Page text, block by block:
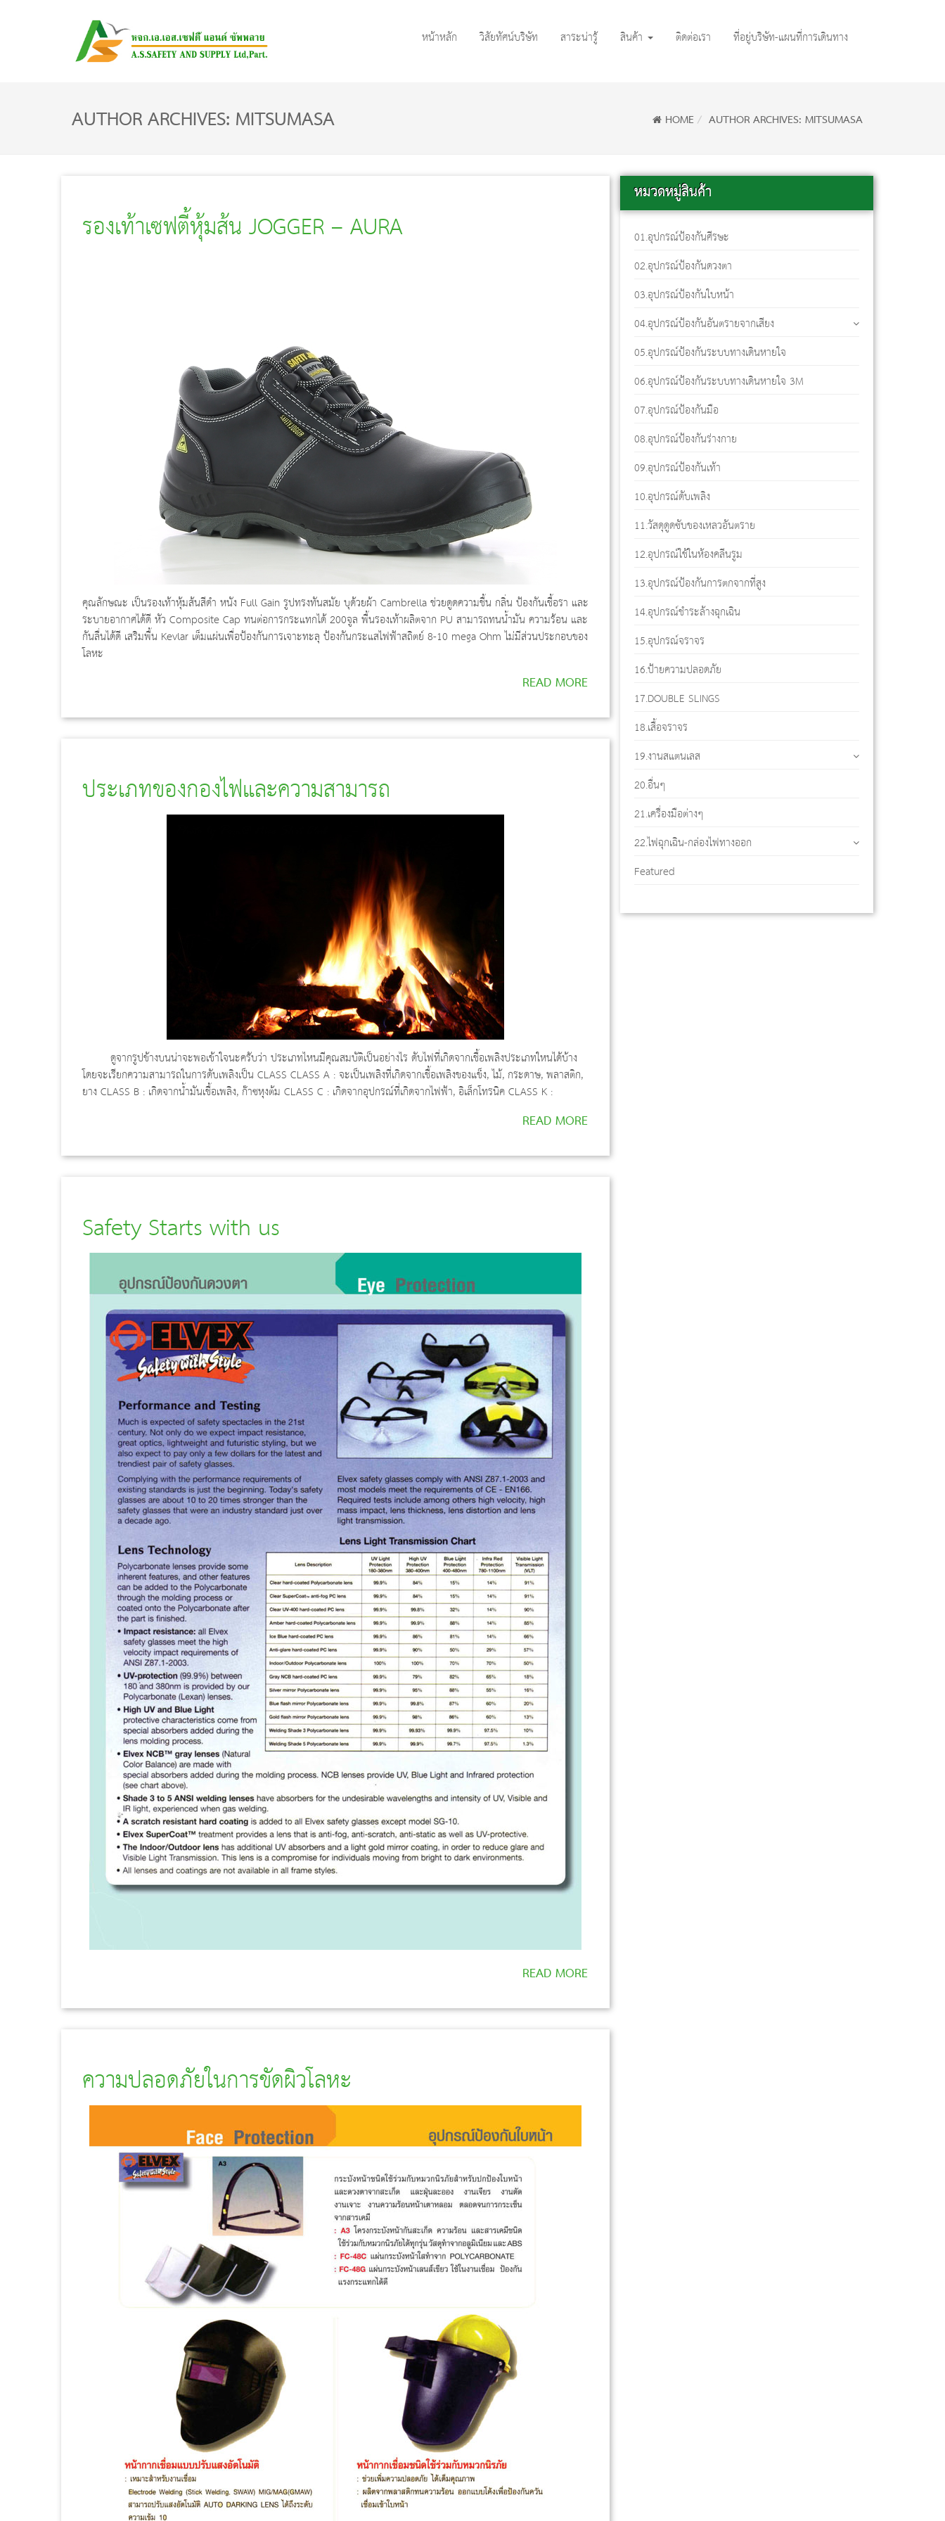
หน้าหลัก วิสัยทัศน์บริษัท สาระน่ารู้ สินค้า ติดต่อเรา ที่อยู่บริษัท-แผนที่การเดินทาง
AUTHOR ARCHIVES: MITSUMASA HOME AUTHOR ARCHIVES: MITSUMASA
รองเท้าเซฟตี้หุ้มส้น JOGGER – AURA
คุณลักษณะ เป็นรองเท้าหุ้มส้นสีดำ หนัง Full Gain รูปทรงทันสมัย บุด้วยผ้า Cambrella ช่วยดูดความชื้น กลิ่น ป้องกันเชื้อรา และ
ระบายอากาศได้ดี หัว Composite Cap ทนต่อการกระแทกได้ 200จูล พื้นรองเท้าผลิตจาก PU สามารถทนน้ำมัน ความร้อน และ
กันลื่นได้ดี เสริมพื้น Kevlar เต็มแผ่นเพื่อป้องกันการเจาะทะลุ ป้องกันกระแสไฟฟ้าสถิตย์ 8-10 mega Ohm ไม่มีส่วนประกอบของ
โลหะ
READ MORE
ประเภทของกองไฟและความสามารถ
ดูจากรูปข้างบนน่าจะพอเข้าใจนะครับว่า ประเภทไหนมีคุณสมบัติเป็นอย่างไร ดับไฟที่เกิดจากเชื้อเพลิงประเภทใหนได้บ้าง
โดยจะเรียกความสามารถในการดับเพลิงเป็น CLASS CLASS A : จะเป็นเพลิงที่เกิดจากเชื้อเพลิงของแข็ง, ไม้, กระดาษ, พลาสติก,
ยาง CLASS B : เกิดจากน้ำมันเชื้อเพลิง, ก๊าซหุงต้ม CLASS C : เกิดจากอุปกรณ์ที่เกิดจากไฟฟ้า, อิเล็กโทรนิค CLASS K :
READ MORE
Safety Starts with us
READ MORE
ความปลอดภัยในการขัดผิวโลหะ
หมวดหมู่สินค้า
01.อุปกรณ์ป้องกันศีรษะ
02.อุปกรณ์ป้องกันดวงตา
03.อุปกรณ์ป้องกันใบหน้า
04.อุปกรณ์ป้องกันอันตรายจากเสียง
05.อุปกรณ์ป้องกันระบบทางเดินหายใจ
06.อุปกรณ์ป้องกันระบบทางเดินหายใจ 3M
07.อุปกรณ์ป้องกันมือ
08.อุปกรณ์ป้องกันร่างกาย
09.อุปกรณ์ป้องกันเท้า
10.อุปกรณ์ดับเพลิง
11.วัสดุดูดซับของเหลวอันตราย
12.อุปกรณ์ใช้ในห้องคลีนรูม
13.อุปกรณ์ป้องกันการตกจากที่สูง
14.อุปกรณ์ชำระล้างฉุกเฉิน
15.อุปกรณ์จราจร
16.ป้ายความปลอดภัย
17.DOUBLE SLINGS
18.เสื้อจราจร
19.งานสแตนเลส
20.อื่นๆ
21.เครื่องมือต่างๆ
22.ไฟฉุกเฉิน-กล่องไฟทางออก
Featured